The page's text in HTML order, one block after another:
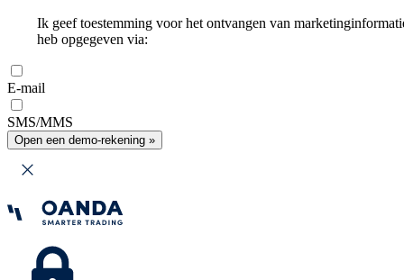
Ik geef toestemming voor het ontvangen van
heb opgegeven via:
E-mail
SMS/MMS
Open een demo-rekening »